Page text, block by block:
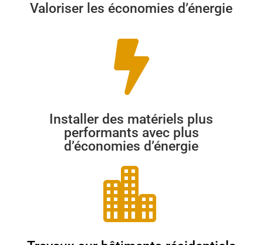
Valoriser les économies d’énergie

Installer des matériels plus
performants avec plus
d’économies d’énergie
